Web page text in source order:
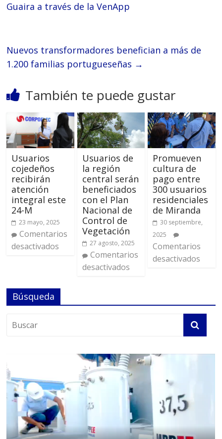
Guaira a través de la VenApp
Nuevos transformadores benefician a más de
1.200 familias portugueseñas →
También te puede gustar
Usuarios
cojedeños
recibirán
atención
integral este
24-M
23 mayo, 2025
Comentarios
desactivados
Usuarios de
la región
central serán
beneficiados
con el Plan
Nacional de
Control de
Vegetación
27 agosto, 2025
Comentarios
desactivados
Promueven
cultura de
pago entre
300 usuarios
residenciales
de Miranda
30 septiembre,
2025
Comentarios
desactivados
Búsqueda